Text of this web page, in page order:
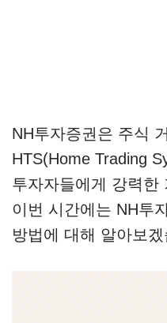
NH투자증권은 주식
HTS(Home Trading
투자자들에게 강력한
이번 시간에는 NH투
방법에 대해 알아보